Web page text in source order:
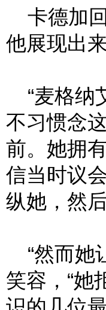
卡德加
他展现出
“麦格纳
不习惯念
前。她拥
信当时议
纵她，然
“然而她
笑容，“她